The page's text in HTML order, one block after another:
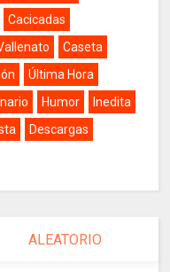
Cacicadas
Caseta
Última Hora
Humor
Inedita
Descargas
ALEATORIO